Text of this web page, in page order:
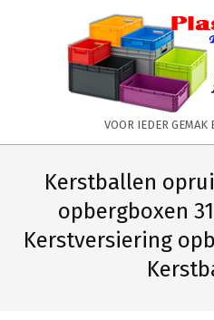
VOOR IEDER GEMAK
Navigation
NavigationKerstballen
opbergboxen
Kerstversiering